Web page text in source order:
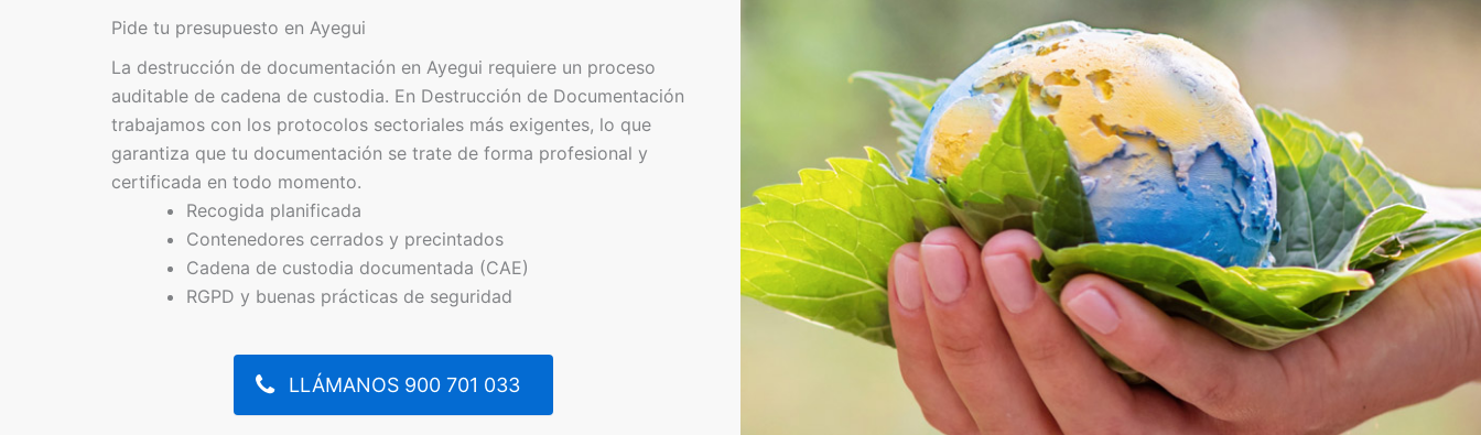
Pide tu presupuesto en Ayegui
La destrucción de documentación en Ayegui requiere un proceso
auditable de cadena de custodia. En Destrucción de Documentación
trabajamos con los protocolos sectoriales más exigentes, lo que
garantiza que tu documentación se trate de forma profesional y
certificada en todo momento.
Recogida planificada
Contenedores cerrados y precintados
Cadena de custodia documentada (CAE)
RGPD y buenas prácticas de seguridad
LLÁMANOS 900 701 033